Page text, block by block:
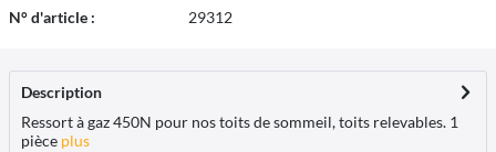
N° d'article : 29312
Description
Ressort à gaz 450N pour nos toits de sommeil, toits relevables. 1
pièce plus